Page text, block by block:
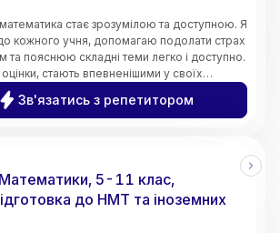
стає зрозумілою та доступною. Я
кожного учня, допомагаю подолати страх
пояснюю складні теми легко і доступно.
стають впевненішими у своїх
розуміти математику, а не просто
Зв'язатись з репетитором
5-11 клас,
до НМТ та іноземних